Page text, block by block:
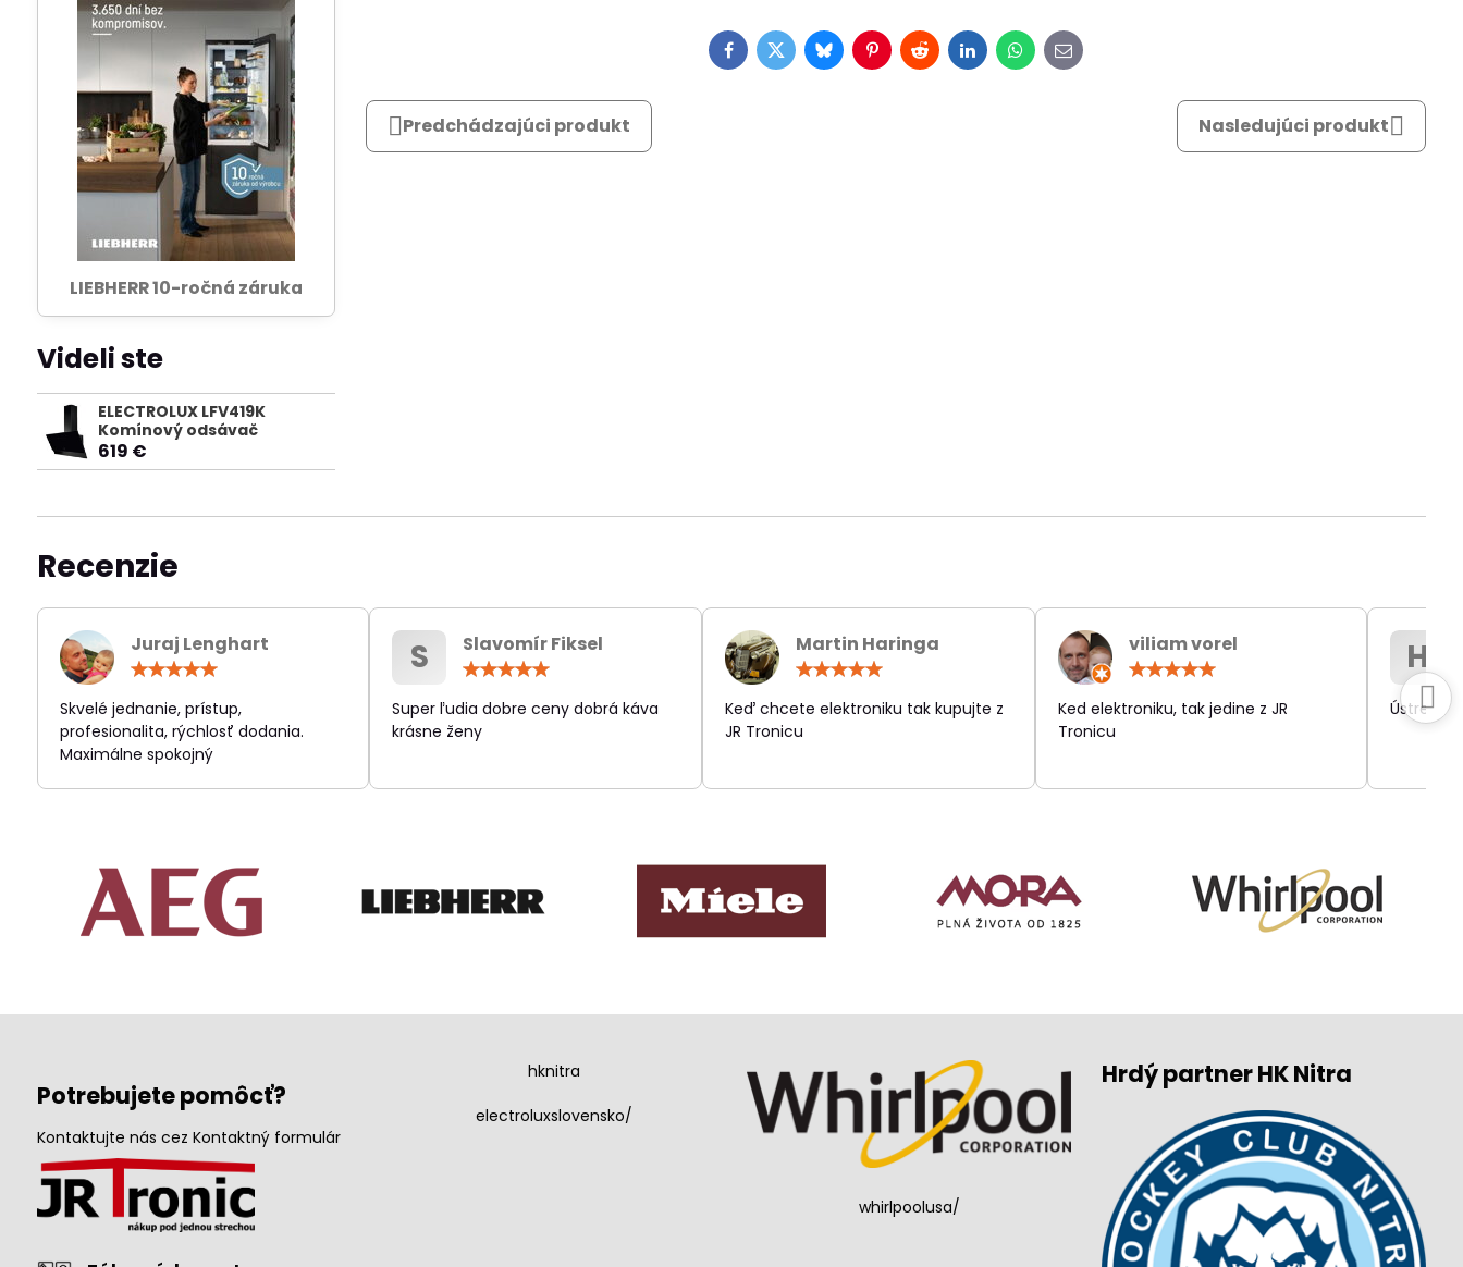
Facebook
TwitterBlueskyPinterest
RedditLinkedInWhatsApp
E-
mail
Predchádzajúci produkt Nasledujúci produkt
LIEBHERR 10-ročná záruka
Videli ste
ELECTROLUX LFV419K
Komínový odsávač
619 €
Recenzie
Juraj Lenghart
Skvelé jednanie, prístup,
profesionalita, rýchlosť dodania.
Maximálne spokojný
S
Slavomír Fiksel
/
5
Super ľudia dobre ceny dobrá káva
krásne ženy
Martin Haringa
/
5
Keď chcete elektroniku tak kupujte z
JR Tronicu
viliam vorel
/
5
Ked elektroniku, tak jedine z JR
Tronicu
H
Potrebujete pomôcť?
Kontaktujte nás cez Kontaktný formulár
hknitra
electroluxslovensko/
whirlpoolusa/
Hrdý partner HK Nitra